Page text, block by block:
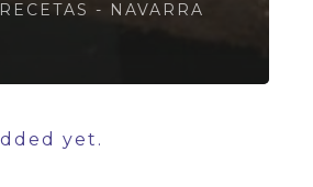
RECETAS - NAVARRA